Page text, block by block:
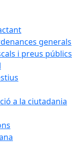
generals
i preus públics
a la ciutadania